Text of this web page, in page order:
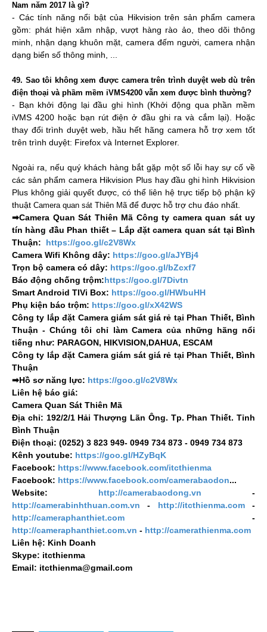
Nam năm 2017 là gì?
- Các tính năng nổi bật của Hikvision trên sản phẩm camera
gồm: phát hiện xâm nhập, vượt hàng rào ảo, theo dõi thông
minh, nhận dạng khuôn mặt, camera đếm người, camera nhận
dạng biển số thông minh, ...
49. Sao tôi không xem được camera trên trình duyệt web dù trên
điện thoại và phầm mềm iVMS4200 vẫn xem được bình thường?
- Bạn khởi động lại đầu ghi hình (Khởi động qua phần mềm
iVMS 4200 hoặc bạn rút điện ở đầu ghi ra và cắm lại). Hoặc
thay đổi trình duyệt web, hầu hết hãng camera hỗ trợ xem tốt
trên trình duyệt: Firefox và Internet Explorer.
Ngoài ra, nếu quý khách hàng bắt gặp một số lỗi hay sự cố về
các sản phẩm camera Hikvision Plus hay đầu ghi hình Hikvision
Plus không giải quyết được, có thể liên hệ trực tiếp bộ phận kỹ
thuật Camera quan sát Thiên Mã để được hỗ trợ chu đáo nhất.
➡Camera Quan Sát Thiên Mã Công ty camera quan sát uy
tín hàng đầu Phan thiết – Lắp đặt camera quan sát tại Bình
Thuận: https://goo.gl/c2V8Wx
Camera Wifi Không dây: https://goo.gl/aJYBj4
Trọn bộ camera có dây: https://goo.gl/bZcxf7
Báo động chống trộm:https://goo.gl/7Divtn
Smart Android TIVi Box: https://goo.gl/HWbuHH
Phụ kiện báo trộm: https://goo.gl/xX42WS
Công ty lắp đặt Camera giám sát giá rẻ tại Phan Thiết, Bình
Thuận - Chúng tôi chỉ làm Camera của những hãng nổi
tiếng như: PARAGON, HIKVISION,DAHUA, ESCAM
Công ty lắp đặt Camera giám sát giá rẻ tại Phan Thiết, Bình
Thuận
➡Hồ sơ năng lực: https://goo.gl/c2V8Wx
Liên hệ báo giá:
Camera Quan Sát Thiên Mã
Địa chỉ: 192/2/1 Hải Thượng Lãn Ông. Tp. Phan Thiết. Tỉnh
Bình Thuận
Điện thoại: (0252) 3 823 949- 0949 734 873 - 0949 734 873
Kênh youtube: https://goo.gl/HZyBqK
Facebook: https://www.facebook.com/itcthienma
Facebook: https://www.facebook.com/camerabaodon...
Website: http://camerabaodong.vn -
http://camerabinhthuan.com.vn - http://itcthienma.com-
http://cameraphanthiet.com -
http://cameraphanthiet.com.vn - http://camerathienma.com
Liên hệ: Kinh Doanh
Skype: itcthienma
Email: itcthienma@gmail.com